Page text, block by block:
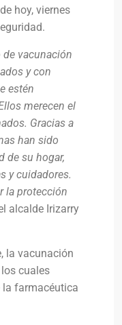
hoy, viernes
vacunación
y con
estén
merecen el
Gracias a
han sido
de su hogar,
y cuidadores.
la protección
alcalde Irizarry
la vacunación
cuales
la farmacéutica